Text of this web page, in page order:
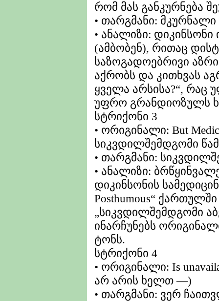
რომ მას განკურნება
• თარგმანი:
• ანალიზი: დიკინსონი
(ამბობენ), რითაც
საზოგადოებრივი
აქრობს და კითხვას
ყველა არსისა?“, რაც
უფრო გრანდიოზულს
სტრიქონი 3
• ორიგინალი: But
სიკვდილშემდგომი
• თარგმანი:
• ანალიზი:
დიკინსონის
Posthumous“
„სიკვდილშემდგომი
ინარჩუნებს
ტონს.
სტრიქონი 4
• ორიგინალი: Is
არ არის ხელთ —)
• თარგმანი: ვერ